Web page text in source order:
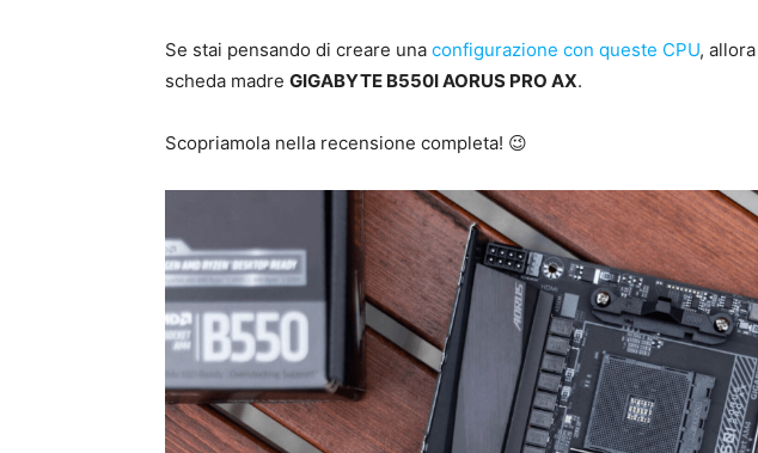
Se stai pensando di creare una configurazione con queste CPU,
scheda madre GIGABYTE B550I AORUS PRO AX.
Scopriamola nella recensione completa! 😉